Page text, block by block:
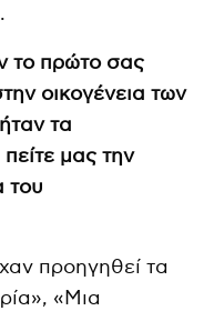
το πρώτο σας
οικογένεια των
τα
μας την
του
προηγηθεί τα
«Μια